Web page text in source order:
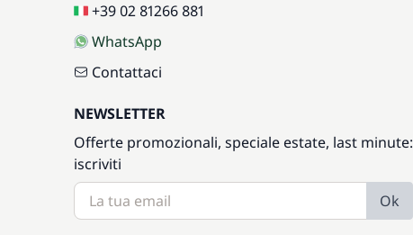
+39 02 81266 881
WhatsApp
Contattaci
NEWSLETTER
Offerte promozionali, speciale estate, last minute:
iscriviti
Ok